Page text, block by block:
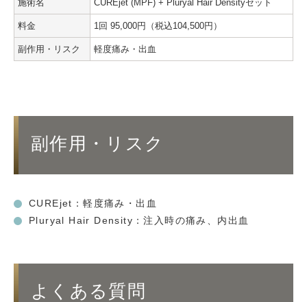
施術名 CUREjet (MPF) + Pluryal Hair Densityセット
料金 1回 95,000円（税込104,500円）
副作用・リスク 軽度痛み・出血
副作用・リスク
CUREjet：軽度痛み・出血
Pluryal Hair Density：注入時の痛み、内出血
よくある質問